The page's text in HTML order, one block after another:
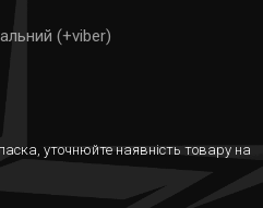
(+viber)
уточнюйте наявність товару на